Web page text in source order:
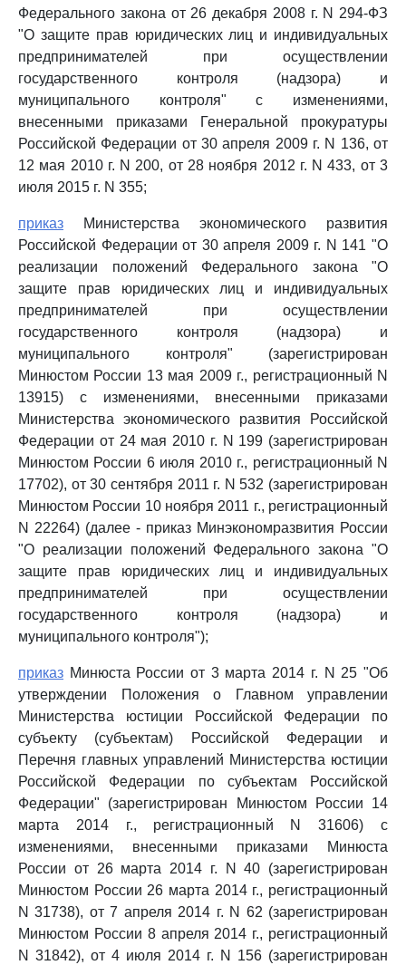
Федерального закона от 26 декабря 2008 г. N 294-ФЗ
"О защите прав юридических лиц и индивидуальных
предпринимателей при осуществлении
государственного контроля (надзора) и
муниципального контроля" с изменениями,
внесенными приказами Генеральной прокуратуры
Российской Федерации от 30 апреля 2009 г. N 136, от
12 мая 2010 г. N 200, от 28 ноября 2012 г. N 433, от 3
июля 2015 г. N 355;
приказ Министерства экономического развития
Российской Федерации от 30 апреля 2009 г. N 141 "О
реализации положений Федерального закона "О
защите прав юридических лиц и индивидуальных
предпринимателей при осуществлении
государственного контроля (надзора) и
муниципального контроля" (зарегистрирован
Минюстом России 13 мая 2009 г., регистрационный N
13915) с изменениями, внесенными приказами
Министерства экономического развития Российской
Федерации от 24 мая 2010 г. N 199 (зарегистрирован
Минюстом России 6 июля 2010 г., регистрационный N
17702), от 30 сентября 2011 г. N 532 (зарегистрирован
Минюстом России 10 ноября 2011 г., регистрационный
N 22264) (далее - приказ Минэкономразвития России
"О реализации положений Федерального закона "О
защите прав юридических лиц и индивидуальных
предпринимателей при осуществлении
государственного контроля (надзора) и
муниципального контроля");
приказ Минюста России от 3 марта 2014 г. N 25 "Об
утверждении Положения о Главном управлении
Министерства юстиции Российской Федерации по
субъекту (субъектам) Российской Федерации и
Перечня главных управлений Министерства юстиции
Российской Федерации по субъектам Российской
Федерации" (зарегистрирован Минюстом России 14
марта 2014 г., регистрационный N 31606) с
изменениями, внесенными приказами Минюста
России от 26 марта 2014 г. N 40 (зарегистрирован
Минюстом России 26 марта 2014 г., регистрационный
N 31738), от 7 апреля 2014 г. N 62 (зарегистрирован
Минюстом России 8 апреля 2014 г., регистрационный
N 31842), от 4 июля 2014 г. N 156 (зарегистрирован